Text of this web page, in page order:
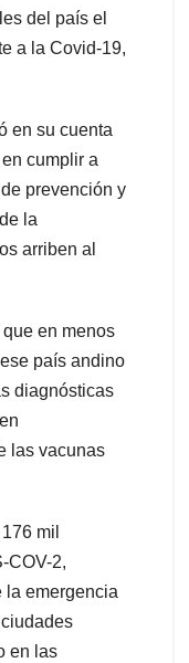
del país el
a la Covid-19,
en su cuenta
cumplir a
prevención y
la
arriben al
en menos
país andino
diagnósticas
las vacunas
mil
COV-2,
la emergencia
en las